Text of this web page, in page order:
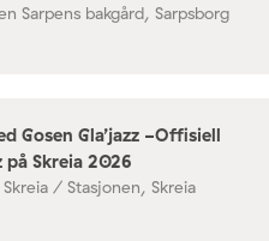
Sarpens bakgård, Sarpsborg
Gosen Gla’jazz -Offisiell
på Skreia 2026
Skreia / Stasjonen, Skreia